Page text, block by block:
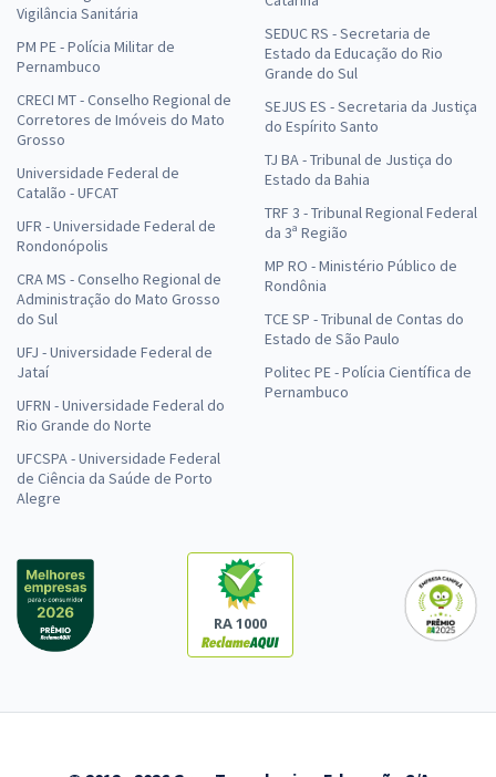
Vigilância Sanitária
PM PE - Polícia Militar de
Pernambuco
CRECI MT - Conselho Regional de
Corretores de Imóveis do Mato
Grosso
Universidade Federal de
Catalão - UFCAT
UFR - Universidade Federal de
Rondonópolis
CRA MS - Conselho Regional de
Administração do Mato Grosso
do Sul
UFJ - Universidade Federal de
Jataí
UFRN - Universidade Federal do
Rio Grande do Norte
UFCSPA - Universidade Federal
de Ciência da Saúde de Porto
Alegre
SEDUC RS - Secretaria de
Estado da Educação do Rio
Grande do Sul
SEJUS ES - Secretaria da Justiça
do Espírito Santo
TJ BA - Tribunal de Justiça do
Estado da Bahia
TRF 3 - Tribunal Regional Federal
da 3ª Região
MP RO - Ministério Público de
Rondônia
TCE SP - Tribunal de Contas do
Estado de São Paulo
Politec PE - Polícia Científica de
Pernambuco
RA 1000